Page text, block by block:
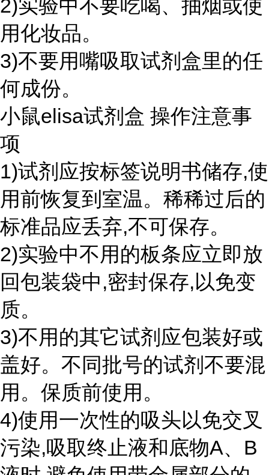
2)实验中不要吃喝、抽烟或使
用化妆品。
3)不要用嘴吸取试剂盒里的任
何成份。
小鼠elisa试剂盒 操作注意事
项
1)试剂应按标签说明书储存,使
用前恢复到室温。稀稀过后的
标准品应丢弃,不可保存。
2)实验中不用的板条应立即放
回包装袋中,密封保存,以免变
质。
3)不用的其它试剂应包装好或
盖好。不同批号的试剂不要混
用。保质前使用。
4)使用一次性的吸头以免交叉
污染,吸取终止液和底物A、B